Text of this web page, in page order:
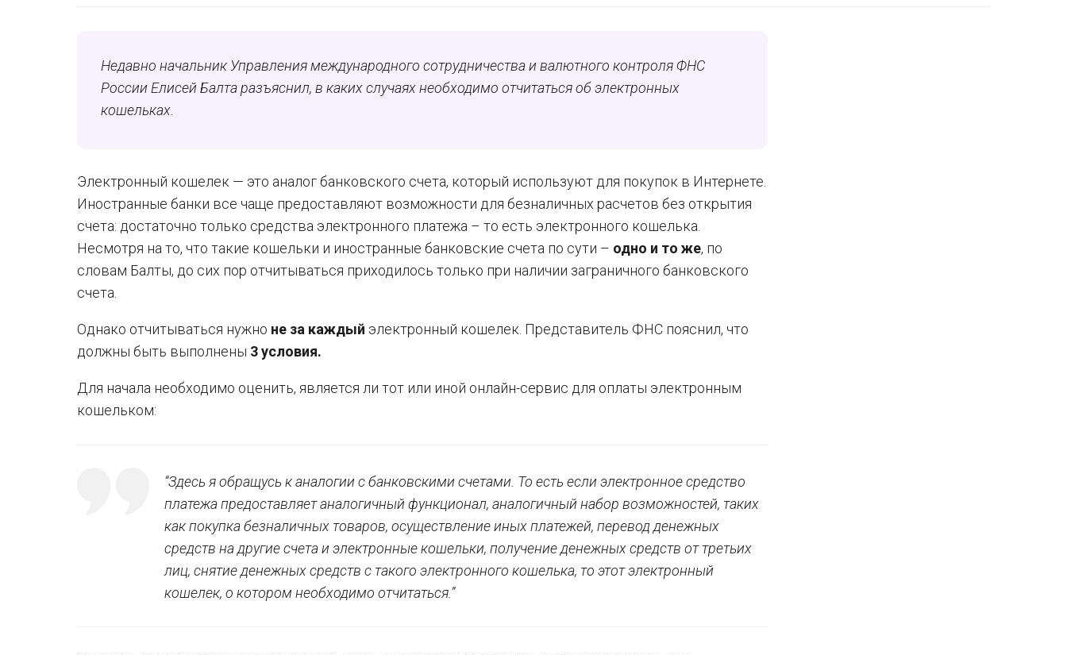
Недавно начальник Управления международного сотрудничества и валютного контроля ФНС
России Елисей Балта разъяснил, в каких случаях необходимо отчитаться об электронных
кошельках.
Электронный кошелек — это аналог банковского счета, который используют для покупок в Интернете.
Иностранные банки все чаще предоставляют возможности для безналичных расчетов без открытия
счета: достаточно только средства электронного платежа – то есть электронного кошелька.
Несмотря на то, что такие кошельки и иностранные банковские счета по сути – одно и то же, по
словам Балты, до сих пор отчитываться приходилось только при наличии заграничного банковского
счета.
Однако отчитываться нужно не за каждый электронный кошелек. Представитель ФНС пояснил, что
должны быть выполнены 3 условия.
Для начала необходимо оценить, является ли тот или иной онлайн-сервис для оплаты электронным
кошельком:
“Здесь я обращусь к аналогии с банковскими счетами. То есть если электронное средство
платежа предоставляет аналогичный функционал, аналогичный набор возможностей, таких
как покупка безналичных товаров, осуществление иных платежей, перевод денежных
средств на другие счета и электронные кошельки, получение денежных средств от третьих
лиц, снятие денежных средств с такого электронного кошелька, то этот электронный
кошелек, о котором необходимо отчитаться.”